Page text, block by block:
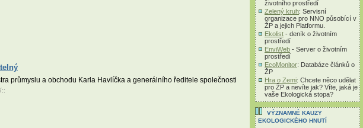
průmyslu a obchodu Karla Havlíčka a generálního ředitele společnosti
::
životního prostředí
Zelený kruh: Servisní
organizace pro NNO působící v
ŽP a jejich Platformu.
Ekolist - deník o životním
prostředí
EnviWeb - Server o životním
prostředí
EcoMonitor: Databáze článků o
ŽP
Hra o Zemi: Chcete něco udělat
pro ŽP a nevíte jak? Víte, jaká je
vaše Ekologická stopa?
VÝZNAMNÉ KAUZY
EKOLOGICKÉHO HNUTÍ